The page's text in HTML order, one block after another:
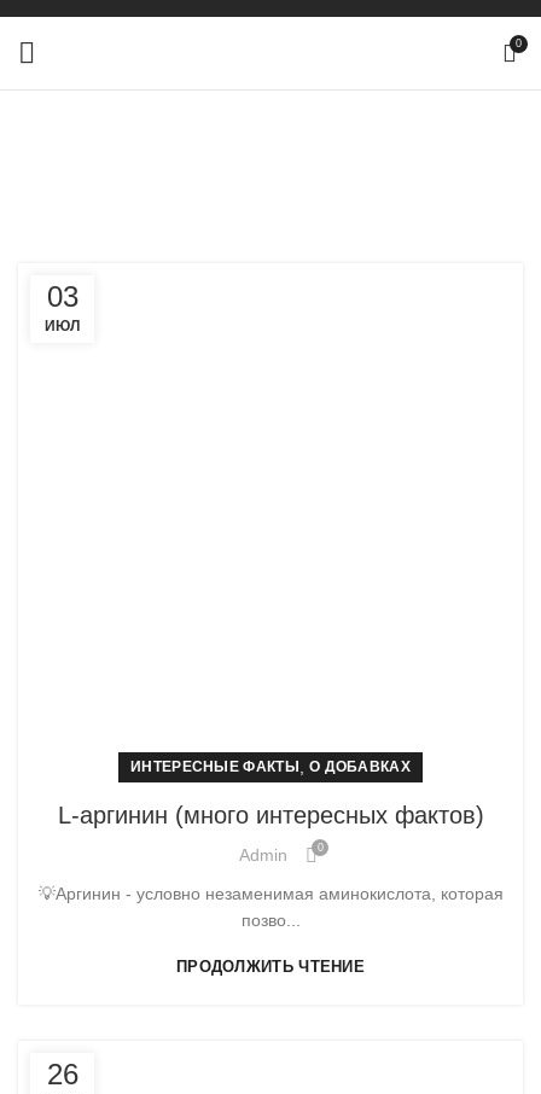
0
03
ИЮЛ
ИНТЕРЕСНЫЕ ФАКТЫ О ДОБАВКАХ
L-аргинин (много интересных фактов)
Admin 0
💡Аргинин - условно незаменимая аминокислота, которая
позво...
ПРОДОЛЖИТЬ ЧТЕНИЕ
26